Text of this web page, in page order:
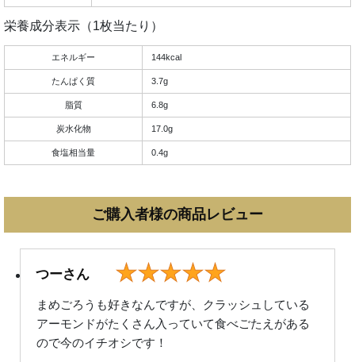
栄養成分表示（1枚当たり）
エネルギー 144kcal
たんぱく質 3.7g
脂質 6.8g
炭水化物 17.0g
食塩相当量 0.4g
ご購入者様の商品レビュー
つーさん ★★★★★
まめごろうも好きなんですが、クラッシュしている
アーモンドがたくさん入っていて食べごたえがある
ので今のイチオシです！